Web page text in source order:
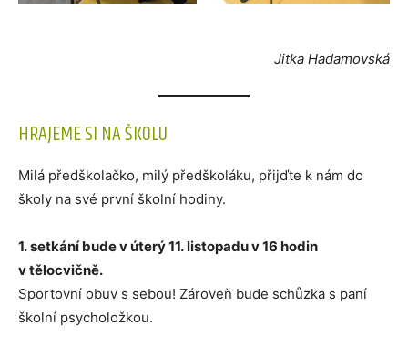
Jitka Hadamovská
HRAJEME SI NA ŠKOLU
Milá předškolačko, milý předškoláku, přijďte k nám do
školy na své první školní hodiny.
1. setkání bude v úterý 11. listopadu v 16 hodin
v tělocvičně.
Sportovní obuv s sebou! Zároveň bude schůzka s paní
školní psycholožkou.